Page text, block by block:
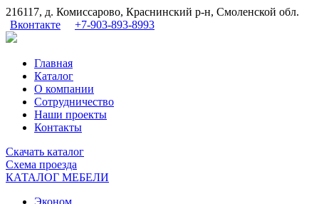
216117, д. Комиссарово, Краснинский р-н, Смоленской обл.
Вконтакте
+7-903-893-8993
Главная
Каталог
О компании
Сотрудничество
Наши проекты
Контакты
Скачать каталог
Схема проезда
КАТАЛОГ МЕБЕЛИ
Эконом